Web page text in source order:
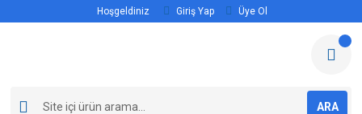
Hoşgeldiniz Giriş Yap Üye Ol
ARA